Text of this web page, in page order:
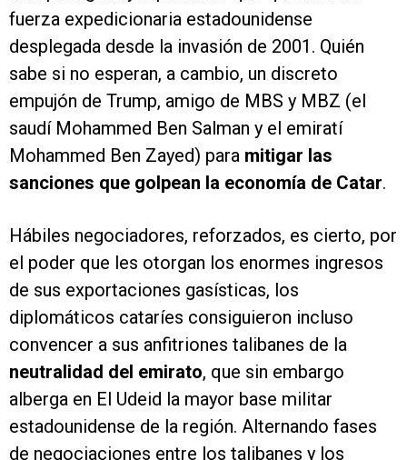
fuerza expedicionaria estadounidense
desplegada desde la invasión de 2001. Quién
sabe si no esperan, a cambio, un discreto
empujón de Trump, amigo de MBS y MBZ (el
saudí Mohammed Ben Salman y el emiratí
Mohammed Ben Zayed) para mitigar las
sanciones que golpean la economía de Catar.
Hábiles negociadores, reforzados, es cierto, por
el poder que les otorgan los enormes ingresos
de sus exportaciones gasísticas, los
diplomáticos cataríes consiguieron incluso
convencer a sus anfitriones talibanes de la
neutralidad del emirato, que sin embargo
alberga en El Udeid la mayor base militar
estadounidense de la región. Alternando fases
de negociaciones entre los talibanes y los